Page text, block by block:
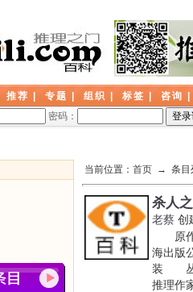
推荐 专题 组织 标签 咨询
密码：
当前位置： 首页 → 条目
杀人
老蔡 创
原作
海出
装 丛
推理作